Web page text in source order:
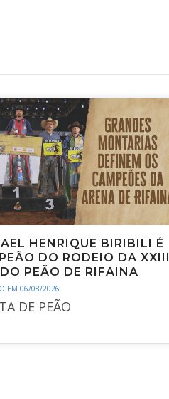
HENRIQUE BIRIBILI É
DO RODEIO DA XXIII
PEÃO DE RIFAINA
EM 06/08/2026
DE PEÃO